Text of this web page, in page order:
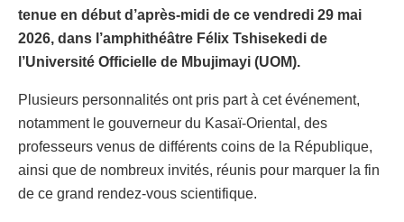
tenue en début d’après-midi de ce vendredi 29 mai
2026, dans l’amphithéâtre Félix Tshisekedi de
l’Université Officielle de Mbujimayi (UOM).
Plusieurs personnalités ont pris part à cet événement,
notamment le gouverneur du Kasaï-Oriental, des
professeurs venus de différents coins de la République,
ainsi que de nombreux invités, réunis pour marquer la fin
de ce grand rendez-vous scientifique.